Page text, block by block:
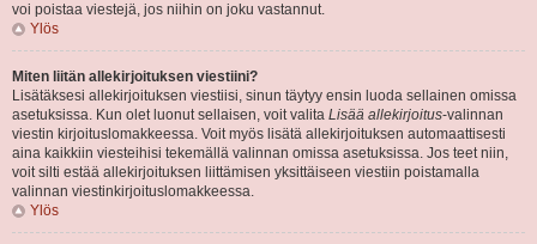
voi poistaa viestejä, jos niihin on joku vastannut.
Ylös
Miten liitän allekirjoituksen viestiini?
Lisätäksesi allekirjoituksen viestiisi, sinun täytyy ensin luoda sellainen omissa
asetuksissa. Kun olet luonut sellaisen, voit valita Lisää allekirjoitus-valinnan
viestin kirjoituslomakkeessa. Voit myös lisätä allekirjoituksen automaattisesti
aina kaikkiin viesteihisi tekemällä valinnan omissa asetuksissa. Jos teet niin,
voit silti estää allekirjoituksen liittämisen yksittäiseen viestiin poistamalla
valinnan viestinkirjoituslomakkeessa.
Ylös